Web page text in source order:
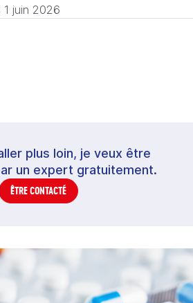
1 juin 2026
plus loin, je veux être
un expert gratuitement.
ÊTRE CONTACTÉ